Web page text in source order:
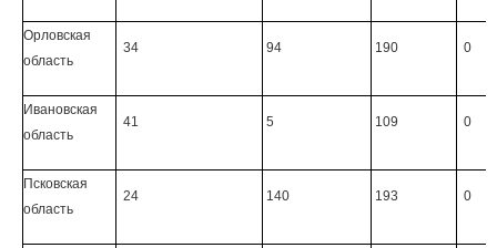
Орловская
область
34 94 190 0
Ивановская
область
41 5 109 0
Псковская
область
24 140 193 0